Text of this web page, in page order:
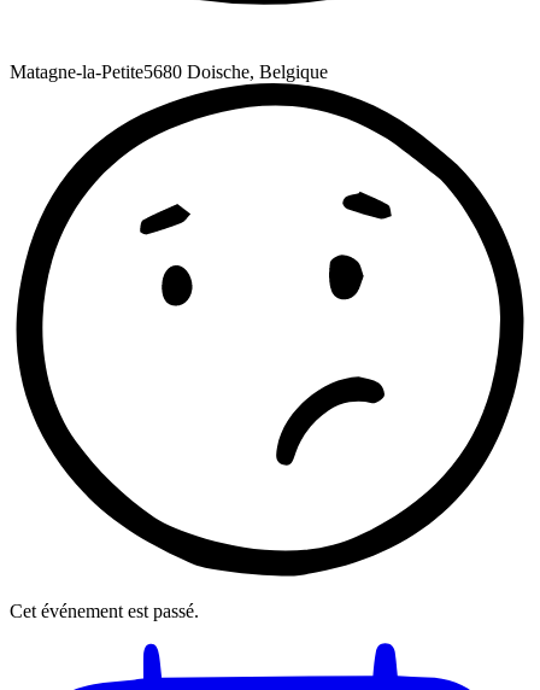
Matagne-la-Petite5680 Doische, Belgique
Cet événement est passé.